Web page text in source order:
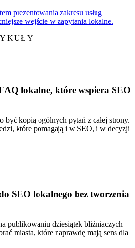
prezentowania zakresu usług
wejście w zapytania lokalne.
lokalne, które wspiera SEO
kopią ogólnych pytań z całej strony.
które pomagają i w SEO, i w decyzji
SEO lokalnego bez tworzenia
publikowaniu dziesiątek bliźniaczych
miasta, które naprawdę mają sens dla